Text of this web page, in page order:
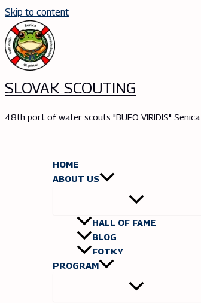
Skip to content
SLOVAK SCOUTING
48th port of water scouts "BUFO VIRIDIS" Senica
HOME
ABOUT US
HALL OF FAME
BLOG
FOTKY
PROGRAM